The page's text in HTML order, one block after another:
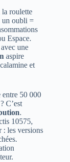
la roulette
un oubli =
Espace.
une
aspire
et
entre 50 000
C’est
.
10575,
: les versions